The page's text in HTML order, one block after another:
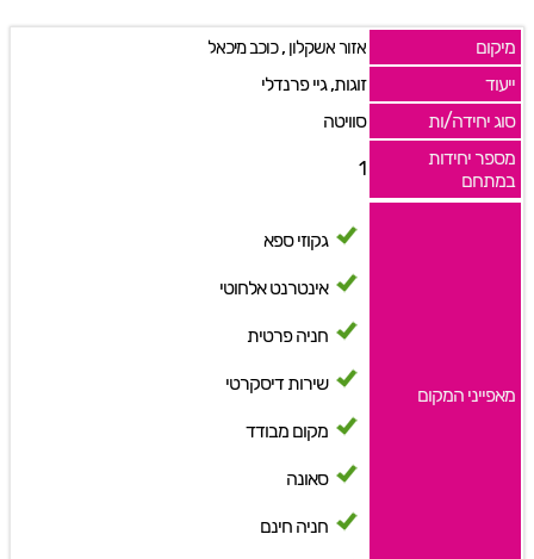
מיקום אזור אשקלון,כוכב מיכאל
ייעוד
זוגות, גיי פרנדלי
סוג יחידה/ות
סוויטה
מספר יחידות
במתחם
1
מאפייני המקום
גקוזי ספא
אינטרנט אלחוטי
חניה פרטית
שירות דיסקרטי
מקום מבודד
סאונה
חניה חינם